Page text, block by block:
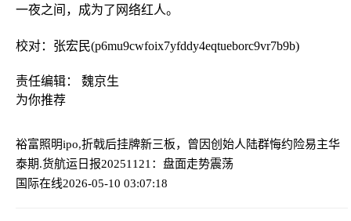
一夜之间，成为了网络红人。
校对：张宏民(p6mu9cwfoix7yfddy4eqtueborc9vr7b9b)
责任编辑： 魏京生
为你推荐
裕富照明ipo,折戟后挂牌新三板，曾因创始人陆群悔约险易主华
泰期.货航运日报20251121：盘面走势震荡
国际在线2026-05-10 03:07:18